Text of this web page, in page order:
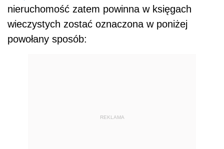
nieruchomość zatem powinna w księgach
wieczystych zostać oznaczona w poniżej
powołany sposób:
REKLAMA